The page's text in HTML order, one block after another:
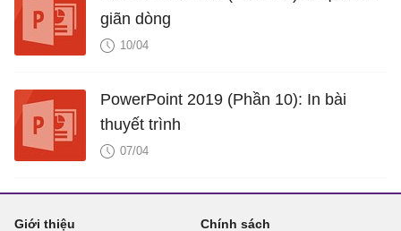
giãn dòng
10/04
PowerPoint 2019 (Phần 10): In bài
thuyết trình
07/04
Giới thiệu Chính sách